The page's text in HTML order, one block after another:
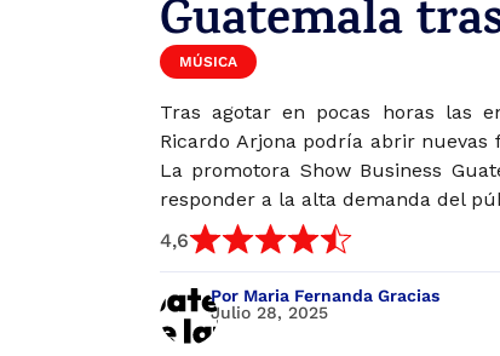
Guatemala
MÚSICA
Tras agotar en pocas horas las
Ricardo Arjona podría abrir
La promotora Show Business
responder a la alta demanda del
4,6
Por Maria Fernanda Gracias
Julio 28, 2025